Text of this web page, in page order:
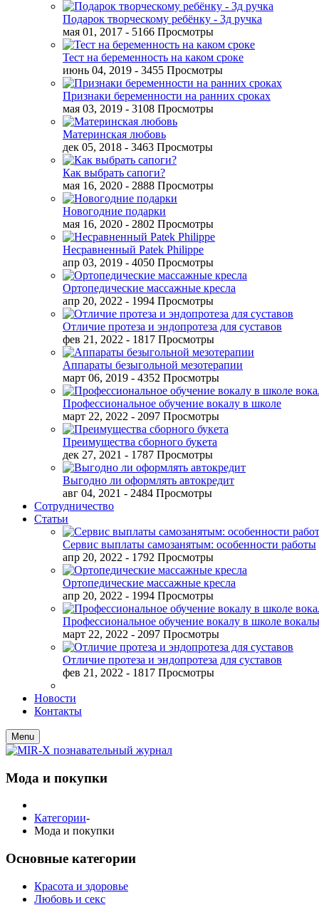
Подарок творческому ребёнку - 3д ручка
мая 01, 2017 - 5166 Просмотры
Тест на беременность на каком сроке
июнь 04, 2019 - 3455 Просмотры
Признаки беременности на ранних сроках
мая 03, 2019 - 3108 Просмотры
Материнская любовь
дек 05, 2018 - 3463 Просмотры
Как выбрать сапоги?
мая 16, 2020 - 2888 Просмотры
Новогодние подарки
мая 16, 2020 - 2802 Просмотры
Несравненный Patek Philippe
апр 03, 2019 - 4050 Просмотры
Ортопедические массажные кресла
апр 20, 2022 - 1994 Просмотры
Отличие протеза и эндопротеза для суставов
фев 21, 2022 - 1817 Просмотры
Аппараты безыгольной мезотерапии
март 06, 2019 - 4352 Просмотры
Профессиональное обучение вокалу в школе
март 22, 2022 - 2097 Просмотры
Преимущества сборного букета
дек 27, 2021 - 1787 Просмотры
Выгодно ли оформлять автокредит
авг 04, 2021 - 2484 Просмотры
Сотрудничество
Статьи
Сервис выплаты самозанятым: особенности работы
апр 20, 2022 - 1792 Просмотры
Ортопедические массажные кресла
апр 20, 2022 - 1994 Просмотры
Профессиональное обучение вокалу в школе
март 22, 2022 - 2097 Просмотры
Отличие протеза и эндопротеза для суставов
фев 21, 2022 - 1817 Просмотры
Новости
Контакты
Menu
Мода и покупки
Категории-
Мода и покупки
Основные категории
Красота и здоровье
Любовь и секс